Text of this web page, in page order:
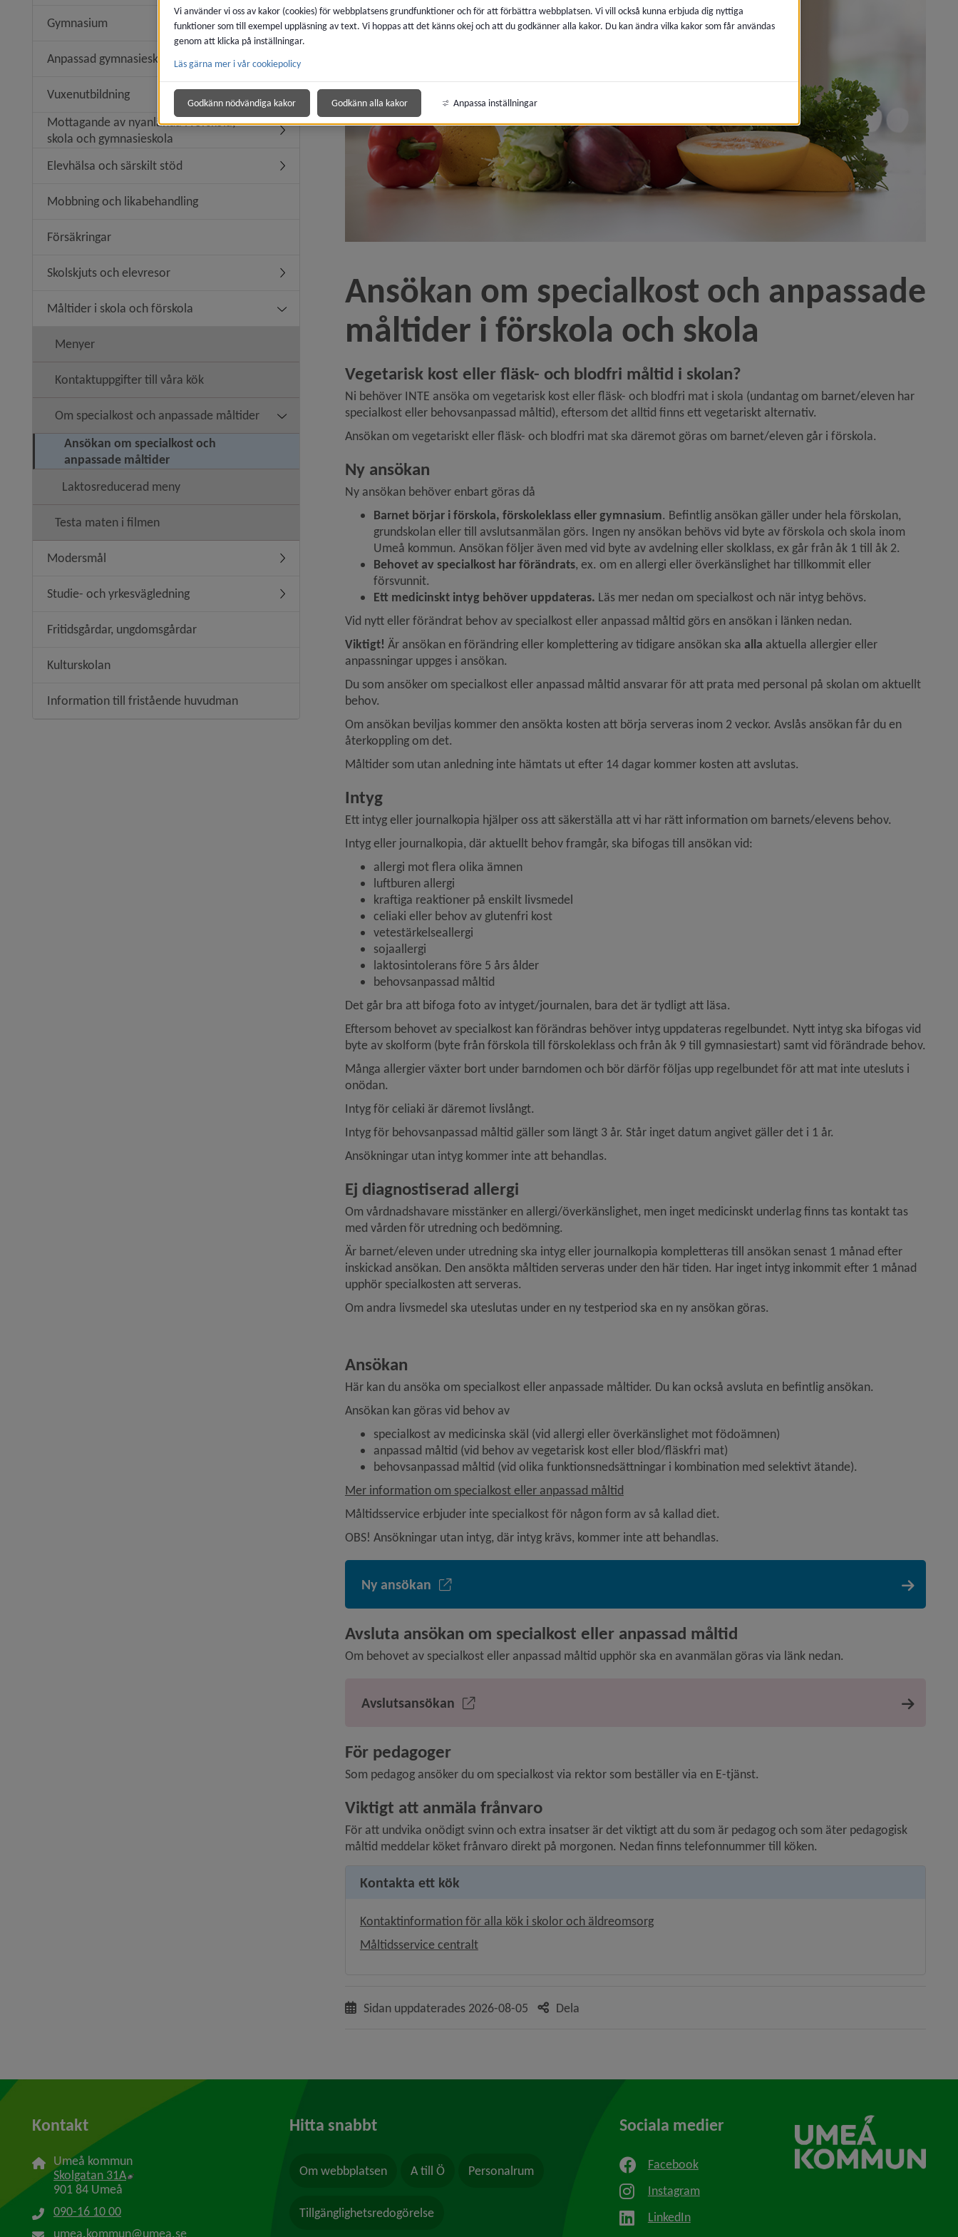
Gymnasium Undermeny för Gymnasium
Anpassad gymnasieskola Undermeny för Anpassad gymnasieskola
Vuxenutbildning Undermeny för Vuxenutbildning
Mottagande av nyanlända i förskola,
skola och gymnasieskola
Undermeny för Mottagande av nyanlända i förskola, skola och gymnasieskola
Elevhälsa och särskilt stöd Undermeny för Elevhälsa och särskilt stöd
Mobbning och likabehandling
Försäkringar
Skolskjuts och elevresor Undermeny för Skolskjuts och elevresor
Måltider i skola och förskola Undermeny för Måltider i skola och förskola
Menyer
Kontaktuppgifter till våra kök
Om specialkost och anpassade måltider Undermeny för Om specialkost och anpassade måltider
Ansökan om specialkost och
anpassade måltider
Laktosreducerad meny
Testa maten i filmen
Modersmål Undermeny för Modersmål
Studie- och yrkesvägledning Undermeny för Studie- och yrkesvägledning
Fritidsgårdar, ungdomsgårdar
Kulturskolan
Information till fristående huvudman
Ansökan om specialkost och anpassade
måltider i förskola och skola
Vegetarisk kost eller fläsk- och blodfri måltid i skolan?
Ni behöver INTE ansöka om vegetarisk kost eller fläsk- och blodfri mat i skola (undantag om barnet/eleven har
specialkost eller behovsanpassad måltid), eftersom det alltid finns ett vegetariskt alternativ.
Ansökan om vegetariskt eller fläsk- och blodfri mat ska däremot göras om barnet/eleven går i förskola.
Ny ansökan
Ny ansökan behöver enbart göras då
Barnet börjar i förskola, förskoleklass eller gymnasium. Befintlig ansökan gäller under hela förskolan,
grundskolan eller till avslutsanmälan görs. Ingen ny ansökan behövs vid byte av förskola och skola inom
Umeå kommun. Ansökan följer även med vid byte av avdelning eller skolklass, ex går från åk 1 till åk 2.
Behovet av specialkost har förändrats, ex. om en allergi eller överkänslighet har tillkommit eller
försvunnit.
Ett medicinskt intyg behöver uppdateras. Läs mer nedan om specialkost och när intyg behövs.
Vid nytt eller förändrat behov av specialkost eller anpassad måltid görs en ansökan i länken nedan.
Viktigt! Är ansökan en förändring eller komplettering av tidigare ansökan ska alla aktuella allergier eller
anpassningar uppges i ansökan.
Du som ansöker om specialkost eller anpassad måltid ansvarar för att prata med personal på skolan om aktuellt
behov.
Om ansökan beviljas kommer den ansökta kosten att börja serveras inom 2 veckor. Avslås ansökan får du en
återkoppling om det.
Måltider som utan anledning inte hämtats ut efter 14 dagar kommer kosten att avslutas.
Intyg
Ett intyg eller journalkopia hjälper oss att säkerställa att vi har rätt information om barnets/elevens behov.
Intyg eller journalkopia, där aktuellt behov framgår, ska bifogas till ansökan vid:
allergi mot flera olika ämnen
luftburen allergi
kraftiga reaktioner på enskilt livsmedel
celiaki eller behov av glutenfri kost
vetestärkelseallergi
sojaallergi
laktosintolerans före 5 års ålder
behovsanpassad måltid
Det går bra att bifoga foto av intyget/journalen, bara det är tydligt att läsa.
Eftersom behovet av specialkost kan förändras behöver intyg uppdateras regelbundet. Nytt intyg ska bifogas vid
byte av skolform (byte från förskola till förskoleklass och från åk 9 till gymnasiestart) samt vid förändrade behov.
Många allergier växter bort under barndomen och bör därför följas upp regelbundet för att mat inte utesluts i
onödan.
Intyg för celiaki är däremot livslångt.
Intyg för behovsanpassad måltid gäller som längt 3 år. Står inget datum angivet gäller det i 1 år.
Ansökningar utan intyg kommer inte att behandlas.
Ej diagnostiserad allergi
Om vårdnadshavare misstänker en allergi/överkänslighet, men inget medicinskt underlag finns tas kontakt tas
med vården för utredning och bedömning.
Är barnet/eleven under utredning ska intyg eller journalkopia kompletteras till ansökan senast 1 månad efter
inskickad ansökan. Den ansökta måltiden serveras under den här tiden. Har inget intyg inkommit efter 1 månad
upphör special­kosten att serveras.
Om andra livsmedel ska uteslutas under en ny testperiod ska en ny ansökan göras.
Ansökan
Här kan du ansöka om specialkost eller anpassade måltider. Du kan också avsluta en befintlig ansökan.
Ansökan kan göras vid behov av
specialkost av medicinska skäl (vid allergi eller överkänslighet mot födoämnen)
anpassad måltid (vid behov av vegetarisk kost eller blod/fläskfri mat)
behovsanpassad måltid (vid olika funktionsnedsättningar i kombination med selektivt ätande).
Mer information om specialkost eller anpassad måltid
Måltidsservice erbjuder inte specialkost för någon form av så kallad diet.
OBS! Ansökningar utan intyg, där intyg krävs, kommer inte att behandlas.
Ny ansökan
Avsluta ansökan om specialkost eller anpassad måltid
Om behovet av specialkost eller anpassad måltid upphör ska en avanmälan göras via länk nedan.
Avslutsansökan
För pedagoger
Som pedagog ansöker du om specialkost via rektor som beställer via en E-tjänst.
Viktigt att anmäla frånvaro
För att undvika onödigt svinn och extra insatser är det viktigt att du som är pedagog och som äter pedagogisk
måltid meddelar köket frånvaro direkt på morgonen. Nedan finns telefonnummer till köken.
Kontakta ett kök
Kontaktinformation för alla kök i skolor och äldreomsorg
Måltidsservice centralt
Sidan uppdaterades 2026-08-05 Dela
Kontakt
Umeå kommun
Skolgatan 31A Länk till annan webbplats, öppnas i nytt fönster.
901 84 Umeå
090-16 10 00
umea.kommun@umea.se
Hitta snabbt
Om webbplatsen A till Ö Personalrum
Tillgänglighetsredogörelse
Sociala medier
Facebook
Instagram
LinkedIn
Vi använder vi oss av kakor (cookies) för webbplatsens grundfunktioner och för att förbättra webbplatsen. Vi vill också kunna erbjuda dig nyttiga
funktioner som till exempel uppläsning av text. Vi hoppas att det känns okej och att du godkänner alla kakor. Du kan ändra vilka kakor som får användas
genom att klicka på inställningar.
Läs gärna mer i vår cookiepolicy
Godkänn nödvändiga kakor Godkänn alla kakor Anpassa inställningar